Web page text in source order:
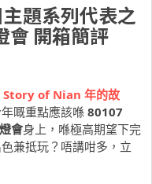
主題系列代表之
會 開箱簡評
Story of Nian 年的故
嘅重點應該喺 80107
會身上，喺極高期望下完
兼抵玩？唔講咁多，立